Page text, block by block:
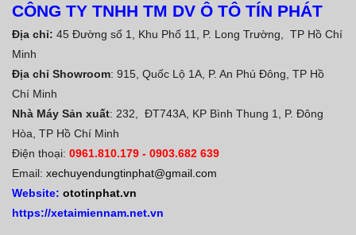
CÔNG TY TNHH TM DV Ô TÔ TÍN PHÁT
Địa chỉ: 45 Đường số 1, Khu Phố 11, P. Long Trường, TP Hồ Chí
Minh
Địa chỉ Showroom: 915, Quốc Lộ 1A, P. An Phú Đông, TP Hồ
Chí Minh
Nhà Máy Sản xuất: 232, ĐT743A, KP Bình Thung 1, P. Đông
Hòa, TP Hồ Chí Minh
Điện thoại: 0961.810.179 - 0903.682 639
Email: xechuyendungtinphat@gmail.com
Website: ototinphat.vn
https://xetaimiennam.net.vn